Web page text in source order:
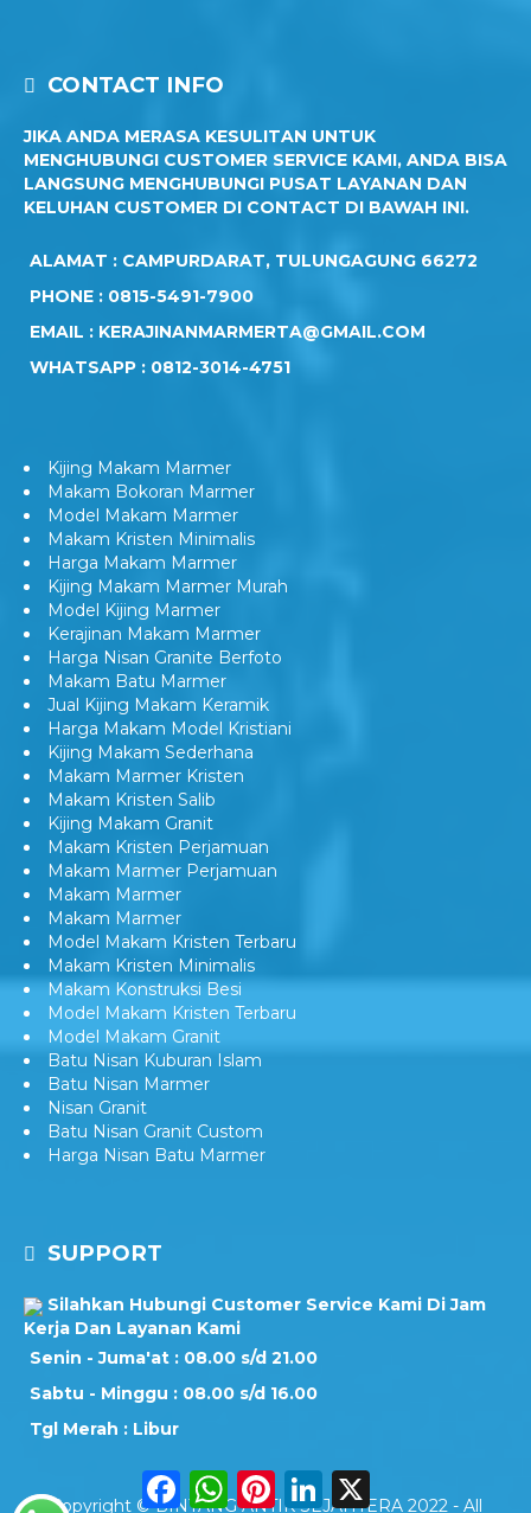
CONTACT INFO
JIKA ANDA MERASA KESULITAN UNTUK
MENGHUBUNGI CUSTOMER SERVICE KAMI, ANDA BISA
LANGSUNG MENGHUBUNGI PUSAT LAYANAN DAN
KELUHAN CUSTOMER DI CONTACT DI BAWAH INI.
ALAMAT : CAMPURDARAT, TULUNGAGUNG 66272
PHONE : 0815-5491-7900
EMAIL : KERAJINANMARMERTA@GMAIL.COM
WHATSAPP : 0812-3014-4751
Kijing Makam Marmer
Makam Bokoran Marmer
Model Makam Marmer
Makam Kristen Minimalis
Harga Makam Marmer
Kijing Makam Marmer Murah
Model Kijing Marmer
Kerajinan Makam Marmer
Harga Nisan Granite Berfoto
Makam Batu Marmer
Jual Kijing Makam Keramik
Harga Makam Model Kristiani
Kijing Makam Sederhana
Makam Marmer Kristen
Makam Kristen Salib
Kijing Makam Granit
Makam Kristen Perjamuan
Makam Marmer Perjamuan
Makam Marmer
Makam Marmer
Model Makam Kristen Terbaru
Makam Kristen Minimalis
Makam Konstruksi Besi
Model Makam Kristen Terbaru
Model Makam Granit
Batu Nisan Kuburan Islam
Batu Nisan Marmer
Nisan Granit
Batu Nisan Granit Custom
Harga Nisan Batu Marmer
SUPPORT
Silahkan Hubungi Customer Service Kami Di Jam
Kerja Dan Layanan Kami
Senin - Juma'at : 08.00 s/d 21.00
Sabtu - Minggu : 08.00 s/d 16.00
Tgl Merah : Libur
Copyright © BINTANG ANTIK SEJAHTERA 2022 - All
FacebookWhatsAppPinterestLinkedIn